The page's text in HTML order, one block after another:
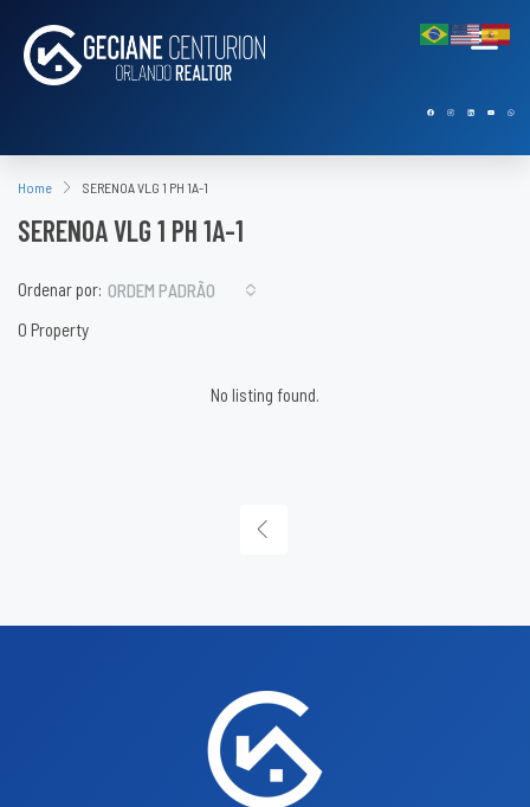
Home SERENOA VLG 1 PH 1A-1
SERENOA VLG 1 PH 1A-1
0 Property
Ordenar por: ORDEM PADRÃO
No listing found.